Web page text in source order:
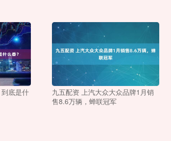
底是什
九五配资 上汽大众大众品牌1月销
售8.6万辆，蝉联冠军